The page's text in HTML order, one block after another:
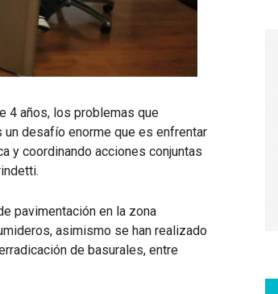
4 años, los problemas que
desafío enorme que es enfrentar
y coordinando acciones conjuntas
pavimentación en la zona
asimismo se han realizado
de basurales, entre